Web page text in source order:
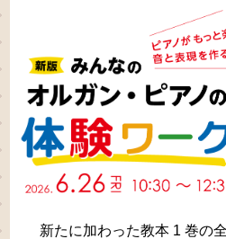
新たに加わった教本 1 巻の